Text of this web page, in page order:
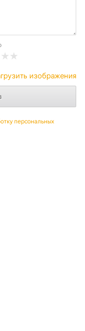
изображения
персональных